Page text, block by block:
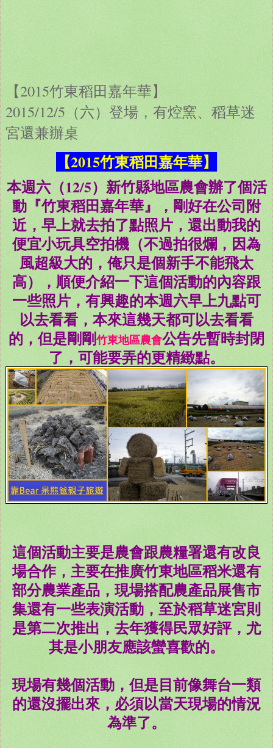
【2015竹東稻田嘉年華】
2015/12/5（六）登場，有焢窯、稻草迷
宮還兼辦桌
【2015竹東稻田嘉年華】
本週六（12/5）新竹縣地區農會辦了個活
動『竹東稻田嘉年華』，剛好在公司附
近，早上就去拍了點照片，還出動我的
便宜小玩具空拍機（不過拍很爛，因為
風超級大的，俺只是個新手不能飛太
高），順便介紹一下這個活動的內容跟
一些照片，有興趣的本週六早上九點可
以去看看，本來這幾天都可以去看看
的，但是剛剛竹東地區農會公告先暫時封閉
了，可能要弄的更精緻點。
這個活動主要是農會跟農糧署還有改良
場合作，主要在推廣竹東地區稻米還有
部分農業產品，現場搭配農產品展售市
集還有一些表演活動，至於稻草迷宮則
是第二次推出，去年獲得民眾好評，尤
其是小朋友應該蠻喜歡的。
現場有幾個活動，但是目前像舞台一類
的還沒擺出來，必須以當天現場的情況
為準了。